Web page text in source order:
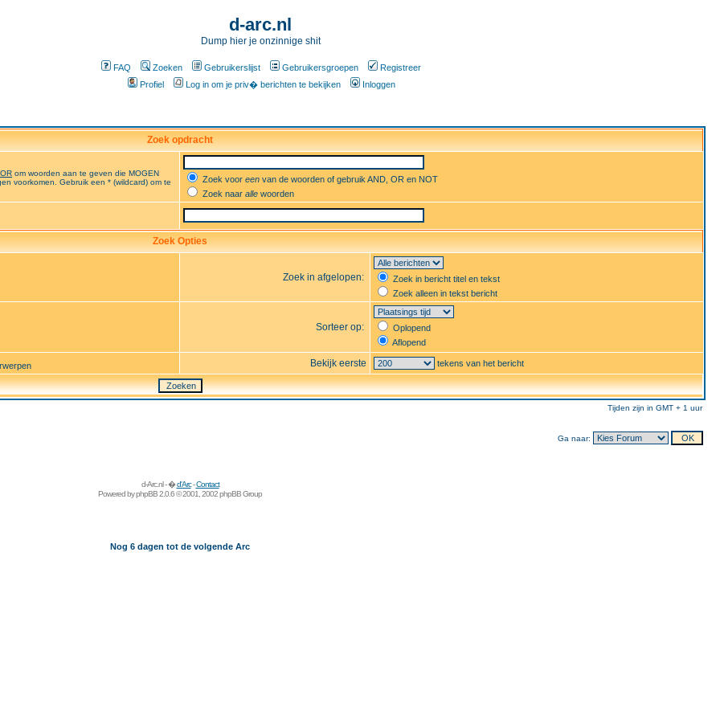
d-arc.nl
Dump hier je onzinnige shit
FAQ Zoeken Gebruikerslijst Gebruikersgroepen
Registreer
Profiel
Log in om je priv� berichten te bekijken Inloggen
Zoek opdracht
OR om woorden aan te geven die MOGEN
voorkomen. Gebruik een * (wildcard) om te
Zoek voor een van de woorden of gebruik AND, OR en NOT
Zoek naar alle woorden
Zoek Opties
Zoek in afgelopen:
Zoek in bericht titel en tekst
Zoek alleen in tekst bericht
Sorteer op:
Oplopend
Aflopend
Bekijk eerste tekens van het bericht
Tijden zijn in GMT + 1 uur
Ga naar:
d-Arc.nl - �d'Arc-Contact
Powered byphpBB2.0.6 © 2001, 2002 phpBB Group
Nog 6 dagen tot de volgende Arc